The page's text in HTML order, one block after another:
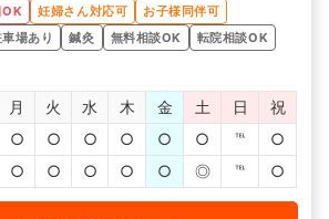
OK 妊婦さん対応可
お子様同伴可
場あり 鍼灸 無料相談OK
転院相談OK
月 火 水 木 金 土 日
祝
○ ○ ○ ○ ○ ○ ℡
○
○ ○ ○ ○ ○ ◎ ℡ ○